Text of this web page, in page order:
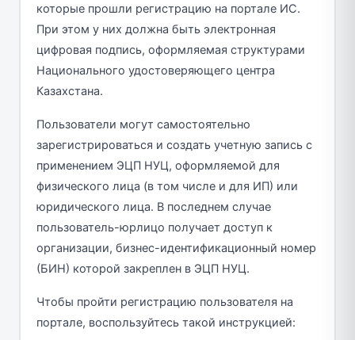
которые прошли регистрацию на портале ИС.
При этом у них должна быть электронная
цифровая подпись, оформляемая структурами
Национального удостоверяющего центра
Казахстана.
Пользователи могут самостоятельно
зарегистрироваться и создать учетную запись с
применением ЭЦП НУЦ, оформляемой для
физического лица (в том числе и для ИП) или
юридического лица. В последнем случае
пользователь-юрлицо получает доступ к
организации, бизнес-идентификационный номер
(БИН) которой закреплен в ЭЦП НУЦ.
Чтобы пройти регистрацию пользователя на
портале, воспользуйтесь такой инструкцией: